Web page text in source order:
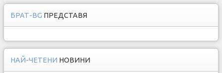
БРАТ-BG ПРЕДСТАВЯ
НАЙ-ЧЕТЕНИ НОВИНИ